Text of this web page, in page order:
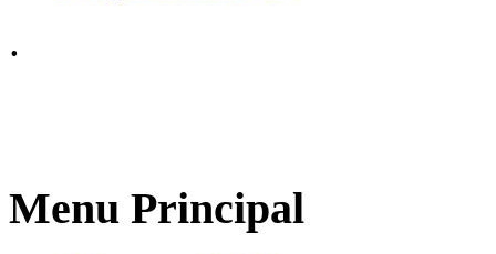
.
Menu Principal